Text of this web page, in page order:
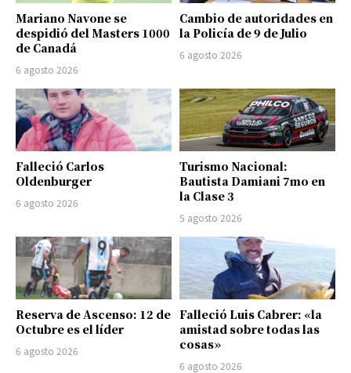
Mariano Navone se
despidió del Masters 1000
de Canadá
6 agosto 2026
Cambio de autoridades en
la Policía de 9 de Julio
6 agosto 2026
Falleció Carlos
Oldenburger
6 agosto 2026
Turismo Nacional:
Bautista Damiani 7mo en
la Clase 3
5 agosto 2026
Reserva de Ascenso: 12 de
Octubre es el líder
6 agosto 2026
Falleció Luis Cabrer: «la
amistad sobre todas las
cosas»
6 agosto 2026